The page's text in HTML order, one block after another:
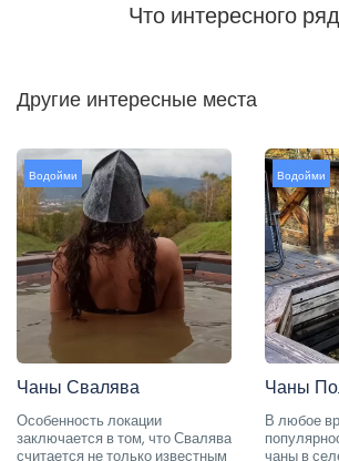
Что интересного
Другие интересные места
Водойми
Чаны Свалява
Особенность локации
заключается в том, что Свалява
считается не только известным
Водойми
Чаны
В любое
чаны в